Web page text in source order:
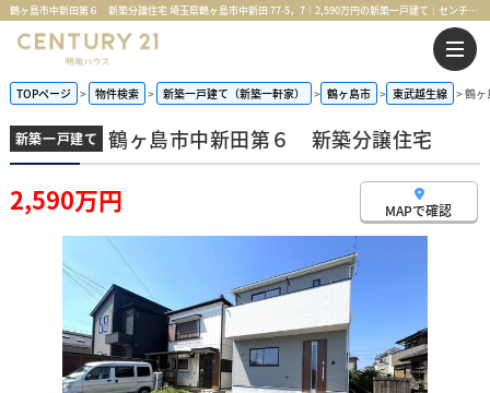
鶴ヶ島市中新田第６ 新築分譲住宅 埼玉県鶴ヶ島市中新田 77-5，7｜2,590万円の新築一戸建て｜センチュリー21明和ハウス
TOPページ 物件検索 新築一戸建て（新築一軒家） 鶴ヶ島市 東武越生線 鶴
新築一戸建て 鶴ヶ島市中新田第６ 新築分譲住宅
2,590万円 MAPで確認